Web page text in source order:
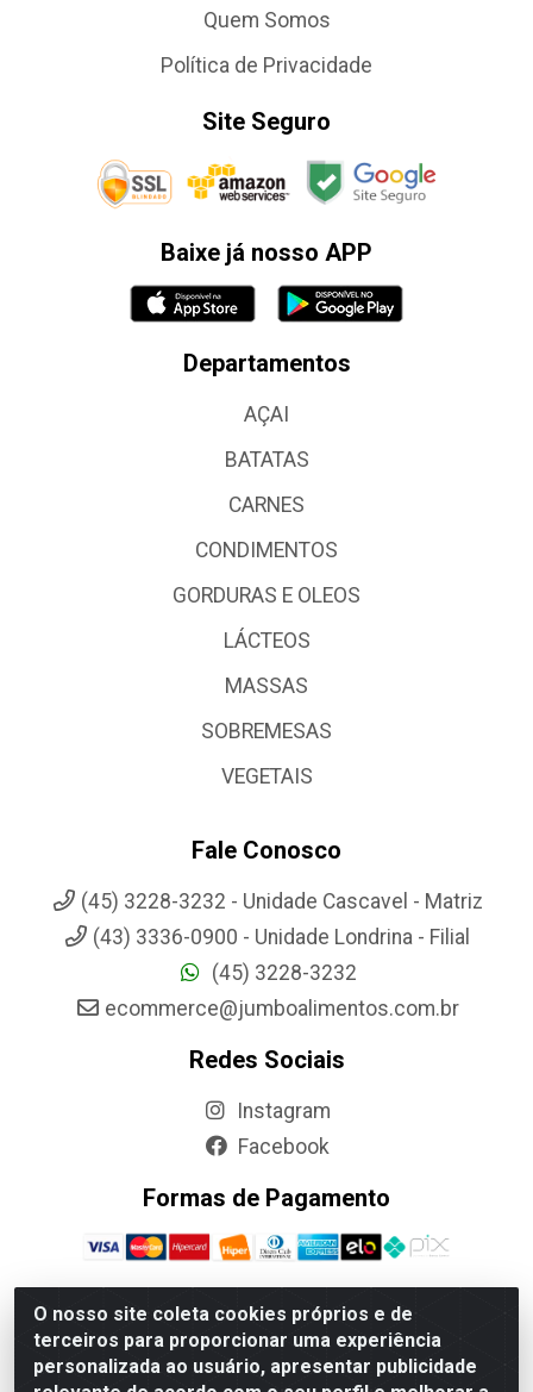
O nosso site coleta cookies próprios e de
terceiros para proporcionar uma experiência
personalizada ao usuário, apresentar publicidade
Quem Somos
Política de Privacidade
Site Seguro
Baixe já nosso APP
Departamentos
AÇAI
BATATAS
CARNES
CONDIMENTOS
GORDURAS E OLEOS
LÁCTEOS
MASSAS
SOBREMESAS
VEGETAIS
Fale Conosco
(45) 3228-3232 - Unidade Cascavel - Matriz
(43) 3336-0900 - Unidade Londrina - Filial
(45) 3228-3232
ecommerce@jumboalimentos.com.br
Redes Sociais
Instagram
Facebook
Formas de Pagamento
Jumbo Alimentos Cascavel - Matriz - Rua Itatiba Do Sul, 161 -
Santos Dumont, Cascavel-PR - CEP 85804-700- CNPJ